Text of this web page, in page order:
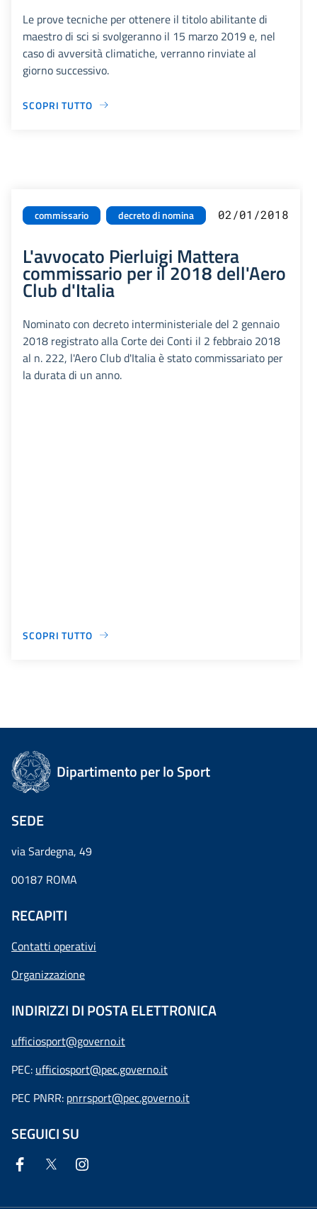
Le prove tecniche per ottenere il titolo abilitante di
maestro di sci si svolgeranno il 15 marzo 2019 e, nel
caso di avversità climatiche, verranno rinviate al
giorno successivo.
SCOPRI TUTTO
commissario decreto di nomina 02/01/2018
L'avvocato Pierluigi Mattera
commissario per il 2018 dell'Aero
Club d'Italia
Nominato con decreto interministeriale del 2 gennaio
2018 registrato alla Corte dei Conti il 2 febbraio 2018
al n. 222, l'Aero Club d'Italia è stato commissariato per
la durata di un anno.
SCOPRI TUTTO
Dipartimento per lo Sport
SEDE
via Sardegna, 49
00187 ROMA
RECAPITI
Contatti operativi
Organizzazione
INDIRIZZI DI POSTA ELETTRONICA
ufficiosport@governo.it
PEC: ufficiosport@pec.governo.it
PEC PNRR: pnrrsport@pec.governo.it
SEGUICI SU